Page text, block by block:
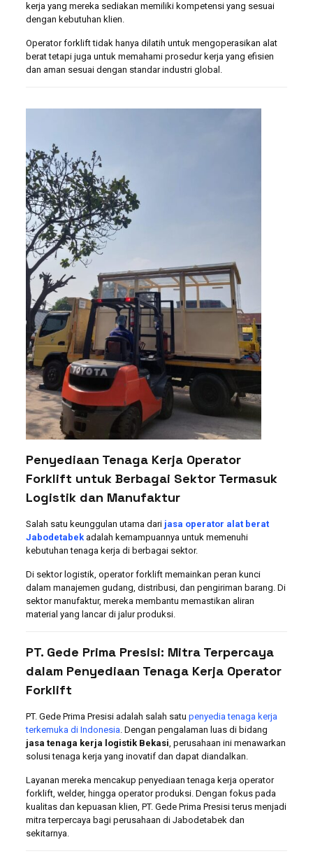
kerja yang mereka sediakan memiliki kompetensi yang sesuai
dengan kebutuhan klien.
Operator forklift tidak hanya dilatih untuk mengoperasikan alat
berat tetapi juga untuk memahami prosedur kerja yang efisien
dan aman sesuai dengan standar industri global.
Penyediaan Tenaga Kerja Operator
Forklift untuk Berbagai Sektor Termasuk
Logistik dan Manufaktur
Salah satu keunggulan utama dari jasa operator alat berat
Jabodetabekadalah kemampuannya untuk memenuhi
kebutuhan tenaga kerja di berbagai sektor.
Di sektor logistik, operator forklift memainkan peran kunci
dalam manajemen gudang, distribusi, dan pengiriman barang. Di
sektor manufaktur, mereka membantu memastikan aliran
material yang lancar di jalur produksi.
PT. Gede Prima Presisi: Mitra Terpercaya
dalam Penyediaan Tenaga Kerja Operator
Forklift
PT. Gede Prima Presisi adalah salah satu penyedia tenaga kerja
terkemuka di Indonesia. Dengan pengalaman luas di bidang
jasa tenaga kerja logistik Bekasi, perusahaan ini menawarkan
solusi tenaga kerja yang inovatif dan dapat diandalkan.
Layanan mereka mencakup penyediaan tenaga kerja operator
forklift, welder, hingga operator produksi. Dengan fokus pada
kualitas dan kepuasan klien, PT. Gede Prima Presisi terus menjadi
mitra terpercaya bagi perusahaan di Jabodetabek dan
sekitarnya.